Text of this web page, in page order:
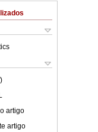
artigo
artigo